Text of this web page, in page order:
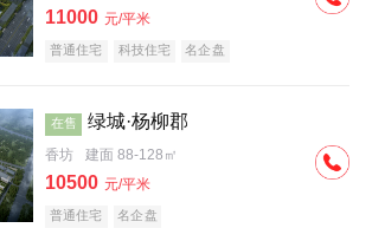
11000 元/平米
普通住宅 科技住宅 名企盘
在售 绿城·杨柳郡
香坊 建面 88-128㎡
10500 元/平米
普通住宅 名企盘